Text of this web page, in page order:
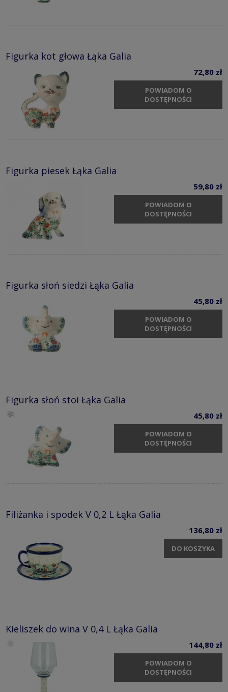
Figurka kot głowa Łąka Galia
72,80 zł
POWIADOM O
DOSTĘPNOŚCI
Figurka piesek Łąka Galia
59,80 zł
POWIADOM O
DOSTĘPNOŚCI
Figurka słoń siedzi Łąka Galia
45,80 zł
POWIADOM O
DOSTĘPNOŚCI
Figurka słoń stoi Łąka Galia
45,80 zł
POWIADOM O
DOSTĘPNOŚCI
Filiżanka i spodek V 0,2 L Łąka Galia
136,80 zł
DO KOSZYKA
Kieliszek do wina V 0,4 L Łąka Galia
144,80 zł
POWIADOM O
DOSTĘPNOŚCI